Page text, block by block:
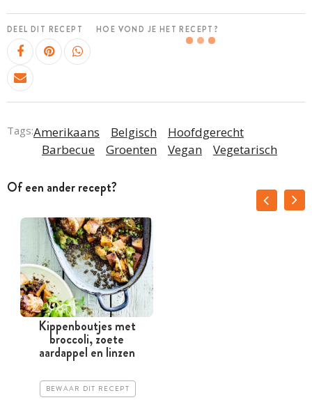
DEEL DIT RECEPT HOE VOND JE HET RECEPT?
Tags:Amerikaans Belgisch
Hoofdgerecht
Barbecue
Groenten Vegan Vegetarisch
Of een ander recept?
Kippenboutjes met
broccoli, zoete
aardappel en linzen
BEWAAR DIT RECEPT